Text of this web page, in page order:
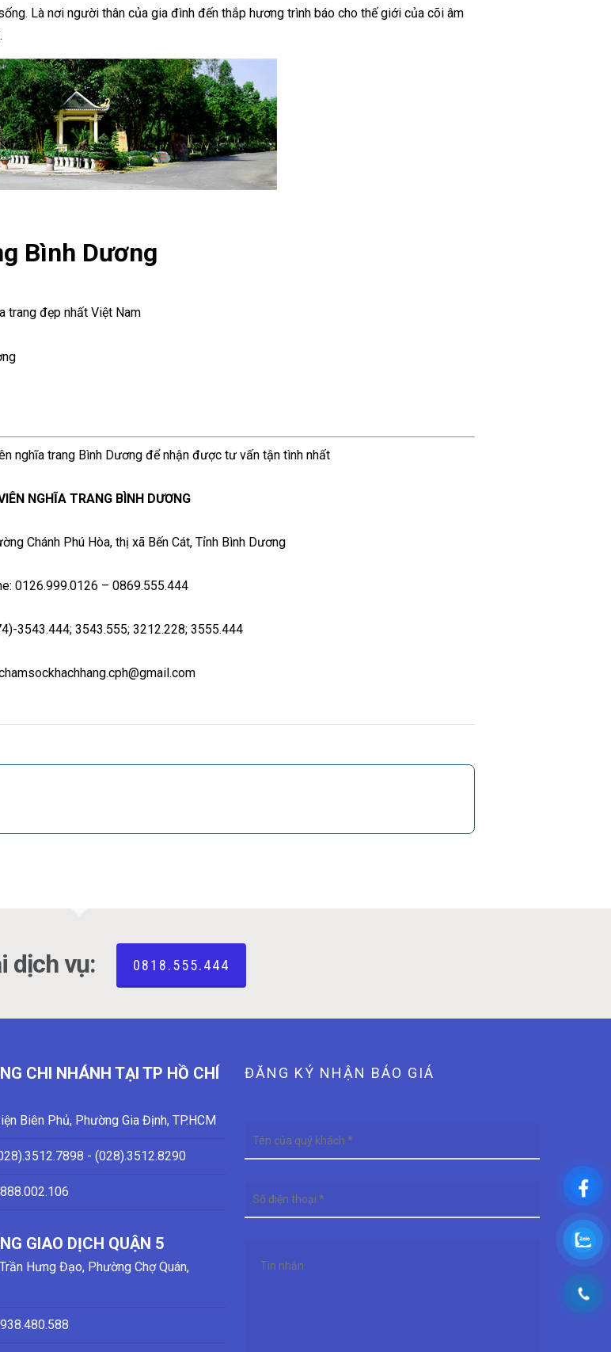
Là nơi người thân của gia đình đến thắp hương trình báo cho thế giới của cõi âm
Bình Dương
trang đẹp nhất Việt Nam
nghĩa trang Bình Dương để nhận được tư vấn tận tình nhất
NGHĨA TRANG BÌNH DƯƠNG
Chánh Phú Hòa, thị xã Bến Cát, Tỉnh Bình Dương
0126.999.0126 – 0869.555.444
3543.444; 3543.555; 3212.228; 3555.444
dịch vụ: 0818.555.444
CHI NHÁNH TẠI TP HỒ CHÍ
Biên Phủ, Phường Gia Định, TP.HCM
.3512.7898 - (028).3512.8290
GIAO DỊCH QUẬN 5
Hưng Đạo, Phường Chợ Quán,
ĐĂNG KÝ NHẬN BÁO GIÁ